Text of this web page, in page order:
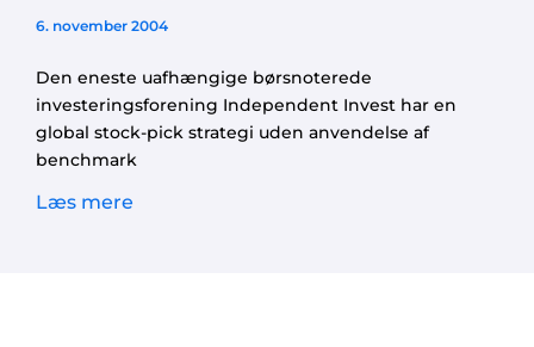
6. november 2004
Den eneste uafhængige børsnoterede
investeringsforening Independent Invest har en
global stock-pick strategi uden anvendelse af
benchmark
Læs mere